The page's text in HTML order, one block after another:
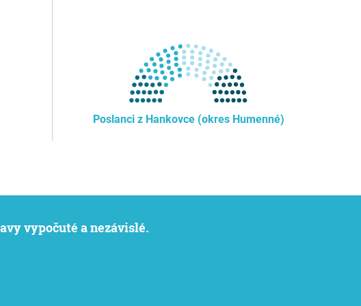
Poslanci z Hankovce (okres Humenné)
vypočuté a nezávislé.